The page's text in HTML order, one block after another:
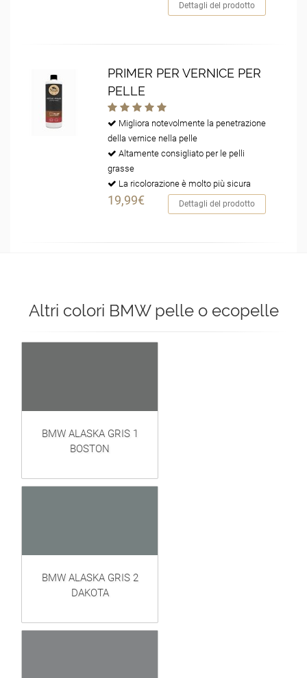
Dettagli del prodotto
PRIMER PER VERNICE PER
PELLE
Migliora notevolmente la penetrazione
della vernice nella pelle
Altamente consigliato per le pelli
grasse
La ricolorazione è molto più sicura
19,99€ Dettagli del prodotto
Altri colori BMW pelle o ecopelle
BMW ALASKA GRIS 1
BOSTON
BMW ALASKA GRIS 2
DAKOTA